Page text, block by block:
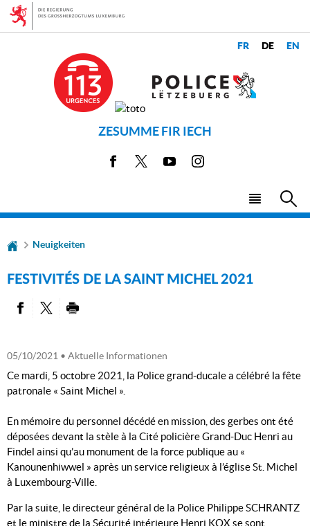
Zur
Navigation
Zum
Inhalt
ZESUMME FIR IECH
Facebook YoutubeInstagram
Haupt-
Neuigkeiten
FESTIVITÉS DE LA SAINT MICHEL 2021
05/10/2021 • Aktuelle Informationen
Ce mardi, 5 octobre 2021, la Police grand-ducale a célébré la fête
patronale « Saint Michel ».
En mémoire du personnel décédé en mission, des gerbes ont été
déposées devant la stèle à la Cité policière Grand-Duc Henri au
Findel ainsi qu’au monument de la force publique au «
Kanounenhiwwel » après un service religieux à l’église St. Michel
à Luxembourg-Ville.
Par la suite, le directeur général de la Police Philippe SCHRANTZ
et le ministre de la Sécurité intérieure Henri KOX se sont